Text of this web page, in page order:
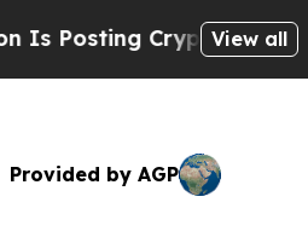
Cryptic Biblical View all
Provided by AGP